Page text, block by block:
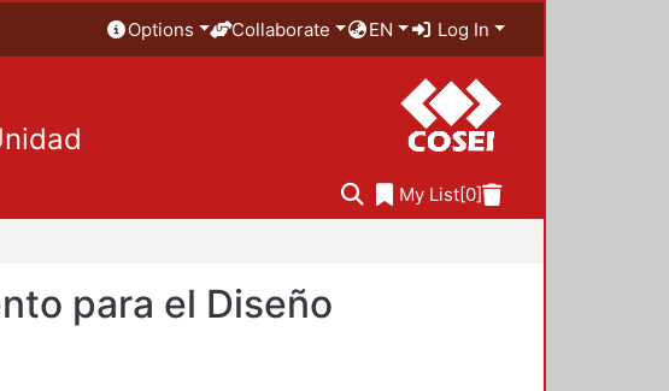
Options Collaborate EN Log In
My List[0]
para el Diseño